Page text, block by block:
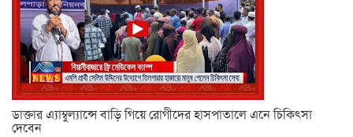
ডাক্তার এ্যাম্বুল্যান্সে বাড়ি গিয়ে রোগীদের হাসপাতালে এনে চিকিৎসা
দেবেন